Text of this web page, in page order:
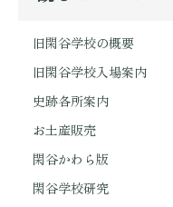
旧閑谷学校の概要
旧閑谷学校入場案内
史跡各所案内
お土産販売
閑谷かわら版
閑谷学校研究